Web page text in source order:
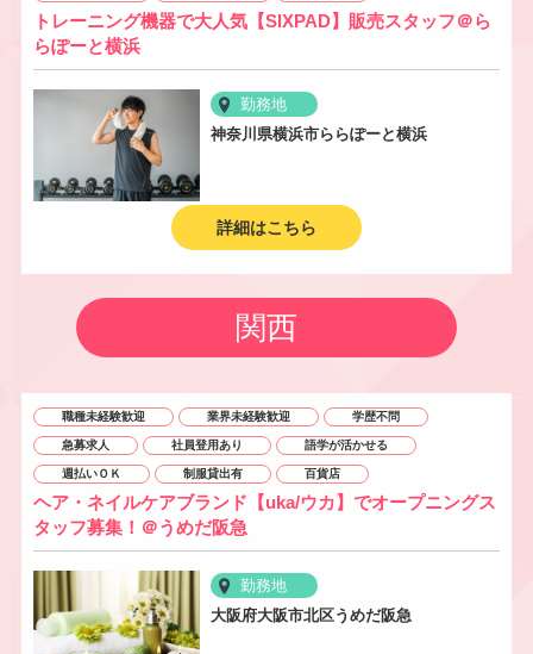
トレーニング機器で大人気【SIXPAD】販売スタッフ＠ら
らぽーと横浜
勤務地
神奈川県横浜市ららぽーと横浜
詳細はこちら
関西
職種未経験歓迎 業界未経験歓迎 学歴不問
急募求人 社員登用あり 語学が活かせる
週払いＯＫ 制服貸出有 百貨店
ヘア・ネイルケアブランド【uka/ウカ】でオープニングス
タッフ募集！＠うめだ阪急
勤務地
大阪府大阪市北区うめだ阪急